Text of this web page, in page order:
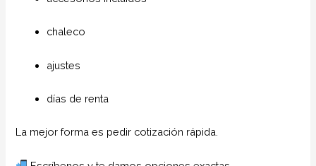
chaleco
ajustes
días de renta
La mejor forma es pedir cotización rápida.